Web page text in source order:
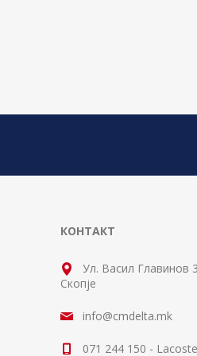
КОНТАКТ
Ул. Васил Главинов
Скопје
info@cmdelta.mk
071 244 150 -